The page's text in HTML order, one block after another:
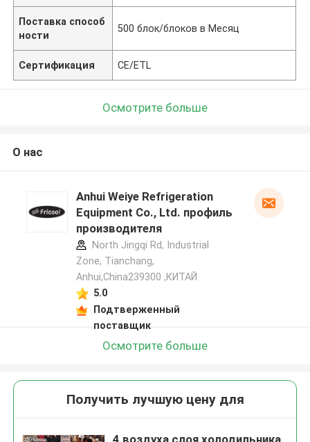
Поставка способ
ности
500 блок/блоков в Месяц
Сертификация CE/ETL
Осмотрите больше
О нас
Anhui Weiye Refrigeration
Equipment Co., Ltd. профиль
производителя
North Jingqi Rd, Industrial
Zone, Tianchang,
Anhui,China239300 ,КИТАЙ
5.0
Подтверженный
поставщик
Осмотрите больше
Получить лучшую цену для